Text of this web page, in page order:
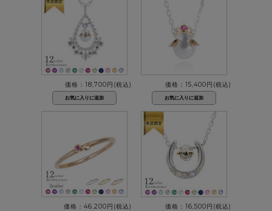
価格：18,700円(税込) 価格：15,400円(税込)
価格：46,200円(税込) 価格：16,500円(税込)